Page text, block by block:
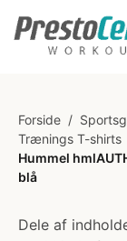
Forside /
Trænings T-shirts
Hummel
blå
Dele af